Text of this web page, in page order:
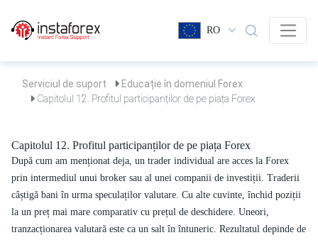
RO
Serviciul de suport
Educație în domeniul Forex
Capitolul 12. Profitul participanților de pe piața Forex
Capitolul 12. Profitul participanților de pe piața Forex
După cum am menționat deja, un trader individual are acces la Forex
prin intermediul unui broker sau al unei companii de investiții. Traderii
câștigă bani în urma speculaților valutare. Cu alte cuvinte, închid poziții
la un preț mai mare comparativ cu prețul de deschidere. Uneori,
tranzacționarea valutară este ca un salt în întuneric. Rezultatul depinde de